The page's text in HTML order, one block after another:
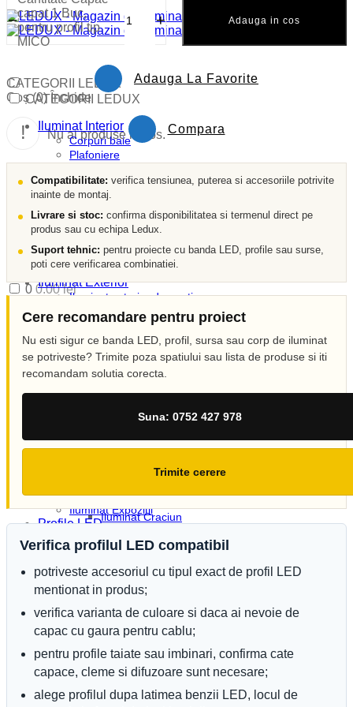
Coș (0)Închide
Nu ai produse in cos.
0752 427 978
0 0.00lei
Nu ai produse in cos.
Categorii
Corpuri LED
Iluminat Craciun
Iluminat exterior decorativ
Proiectoare LED
Iluminat incastrat in pavaj
Materiale Electrice
Prelungitoare
Sonerii
Tuburi PVC
Tambur
Tablouri Metalice
CATEGORII LEDUX
CATEGORII LEDUX
Iluminat Interior
Corpuri baie
Plafoniere
Lustre
Spoturi LED
Candelabre
Aplici
Corpuri incastrate
Lampi de veghe
Iluminat Exterior
Iluminat exterior decorativ
Lampi si instalatii decor
Proiectoare LED
Iluminat incastrat in pavaj
Iluminat arhitectural
Iluminat Industrial
Iluminat stradal
Corpuri etanse
Corpuri liniare
Corpuri pe sina
Emergenta si exit
Corpuri de neon
Iluminat Expozitii
Profile LED
Accesorii profile LED
Dispersoare LED
Profile scafa
Profile balustrada
Profile colt
Profile LED aparente
Profile pardoseala
Profile plinta
Profile rotunde
Profile scari
−capat 1 Buc,
pentru profil tip
MICO
+ Adauga in cos
Adauga La Favorite
Compara
Compatibilitate: verifica tensiunea, puterea si accesoriile potrivite
inainte de montaj.
Livrare si stoc: confirma disponibilitatea si termenul direct pe
produs sau cu echipa Ledux.
Suport tehnic: pentru proiecte cu banda LED, profile sau surse,
poti cere verificarea combinatiei.
Cere recomandare pentru proiect
Nu esti sigur ce banda LED, profil, sursa sau corp de iluminat
se potriveste? Trimite poza spatiului sau lista de produse si iti
recomandam solutia corecta.
Suna: 0752 427 978
Trimite cerere
Verifica profilul LED compatibil
potriveste accesoriul cu tipul exact de profil LED
mentionat in produs;
verifica varianta de culoare si daca ai nevoie de
capac cu gaura pentru cablu;
pentru profile taiate sau imbinari, confirma cate
capace, cleme si difuzoare sunt necesare;
alege profilul dupa latimea benzii LED, locul de